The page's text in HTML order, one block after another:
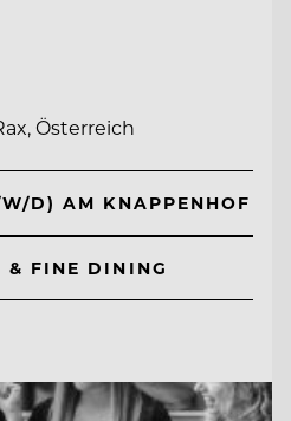
Österreich
D) AM KNAPPENHOF
& FINE DINING